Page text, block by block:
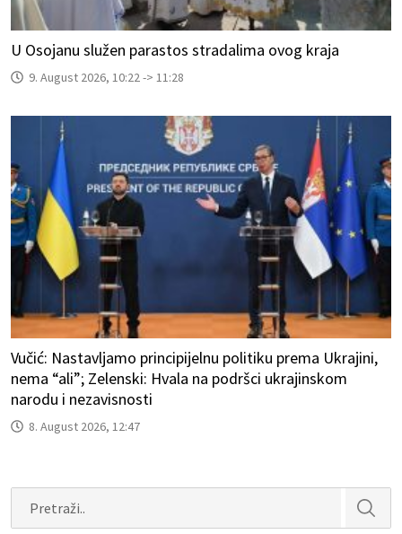
U Osojanu služen parastos stradalima ovog kraja
9. August 2026, 10:22 -> 11:28
Vučić: Nastavljamo principijelnu politiku prema Ukrajini,
nema “ali”; Zelenski: Hvala na podršci ukrajinskom
narodu i nezavisnosti
8. August 2026, 12:47